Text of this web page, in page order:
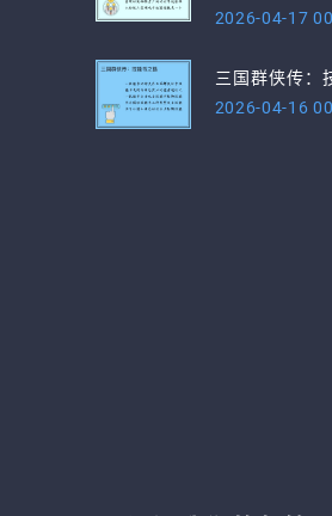
2026-04-17
三国群侠传：
2026-04-16